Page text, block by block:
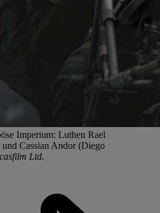
Imperium: Luthen Rael
Cassian Andor (Diego
Ltd.